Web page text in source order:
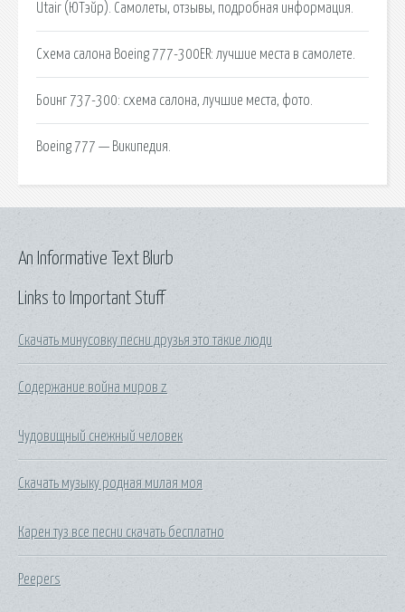
Utair (ЮТэйр). Самолеты, отзывы, подробная информация.
Схема салона Boeing 777-300ER: лучшие места в самолете.
Боинг 737-300: схема салона, лучшие места, фото.
Boeing 777 — Википедия.
Links to Important Stuff
Скачать минусовку песни друзья это такие люди
Содержание война миров z
Чудовищный снежный человек
Скачать музыку родная милая моя
Карен туз все песни скачать бесплатно
Peepers
An Informative Text Blurb